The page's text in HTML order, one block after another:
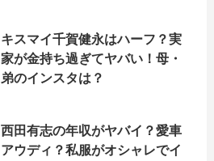
キスマイ千賀健永はハーフ？実
家が金持ち過ぎてヤバい！母・
弟のインスタは？
西田有志の年収がヤバイ？愛車
アウディ？私服がオシャレでイ